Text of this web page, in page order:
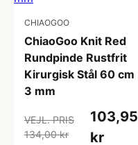
CHIAOGOO
ChiaoGoo Knit Red
Rundpinde Rustfrit
Kirurgisk Stål 60 cm
3 mm
VEJL. PRIS
134,00 kr
103,95
kr